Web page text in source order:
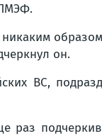
он.
ВС,
раз